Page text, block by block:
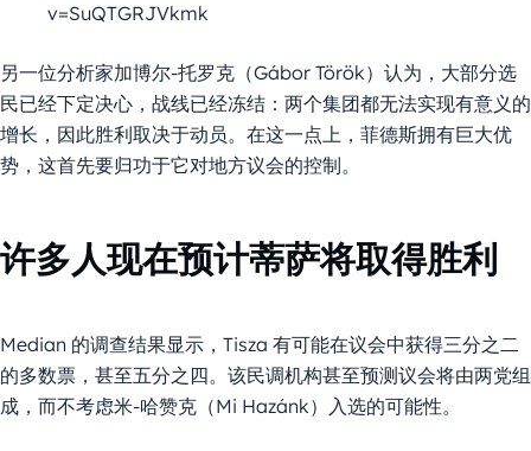
v=SuQTGRJVkmk
另一位分析家加博尔-托罗克（Gábor Török）认为，大部分选
民已经下定决心，战线已经冻结：两个集团都无法实现有意义的
增长，因此胜利取决于动员。在这一点上，菲德斯拥有巨大优
势，这首先要归功于它对地方议会的控制。
许多人现在预计蒂萨将取得胜利
Median 的调查结果显示，Tisza 有可能在议会中获得三分之二
的多数票，甚至五分之四。该民调机构甚至预测议会将由两党组
成，而不考虑米-哈赞克（Mi Hazánk）入选的可能性。